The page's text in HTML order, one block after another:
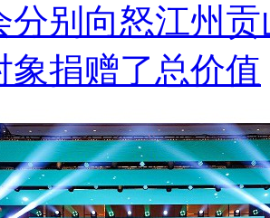
分别向怒江州
象捐赠了总价值